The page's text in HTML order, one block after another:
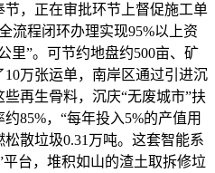
，正在审批环节上督促施工单
流程闭环办理实现95%以上资
里”。可节约地盘约500亩、矿
万张运单，南岸区通过引进沉
再生骨料，沉庆“无废城市”扶
85%，“每年投入5%的产值用
散垃圾0.31万吨。这套智能系
台，堆积如山的渣土取拆修垃